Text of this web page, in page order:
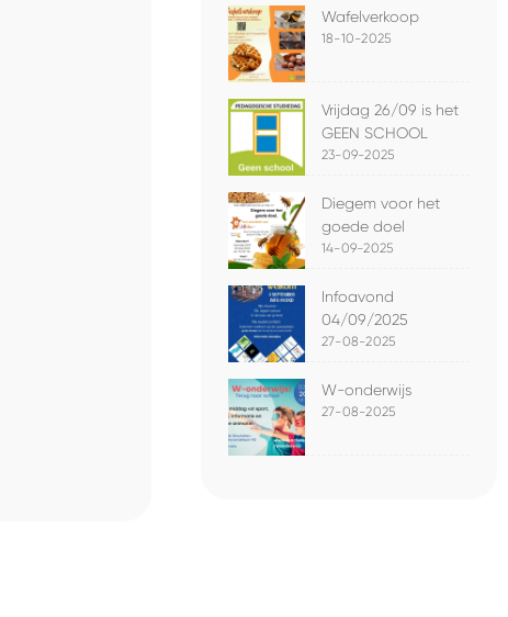
Wafelverkoop
18-10-2025
Vrijdag 26/09 is het
GEEN SCHOOL
23-09-2025
Diegem voor het
goede doel
14-09-2025
Infoavond
04/09/2025
27-08-2025
W-onderwijs
27-08-2025